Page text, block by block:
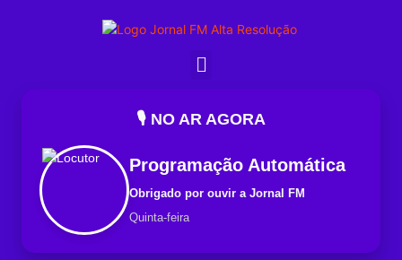
🎙️ NO AR AGORA
Programação Automática
Obrigado por ouvir a Jornal FM
Quinta-feira